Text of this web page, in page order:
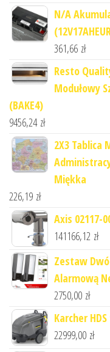
N/A
361,66 zł
Resto
Modułowy
(BAKE4)
9456,24 zł
2X3 Tablica
Miękka
226,19 zł
Axis 02117-
141166,12 zł
Zestaw
Alarmową
2750,00 zł
Karcher
22999,00 zł